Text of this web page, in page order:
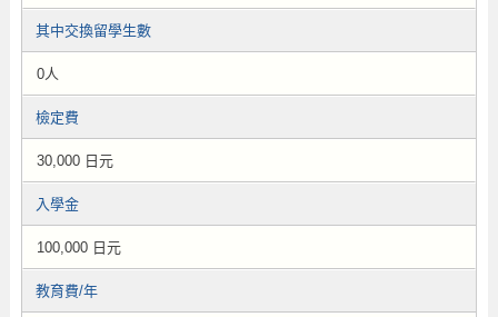
其中交換留學生數
0人
檢定費
30,000 日元
入學金
100,000 日元
教育費/年